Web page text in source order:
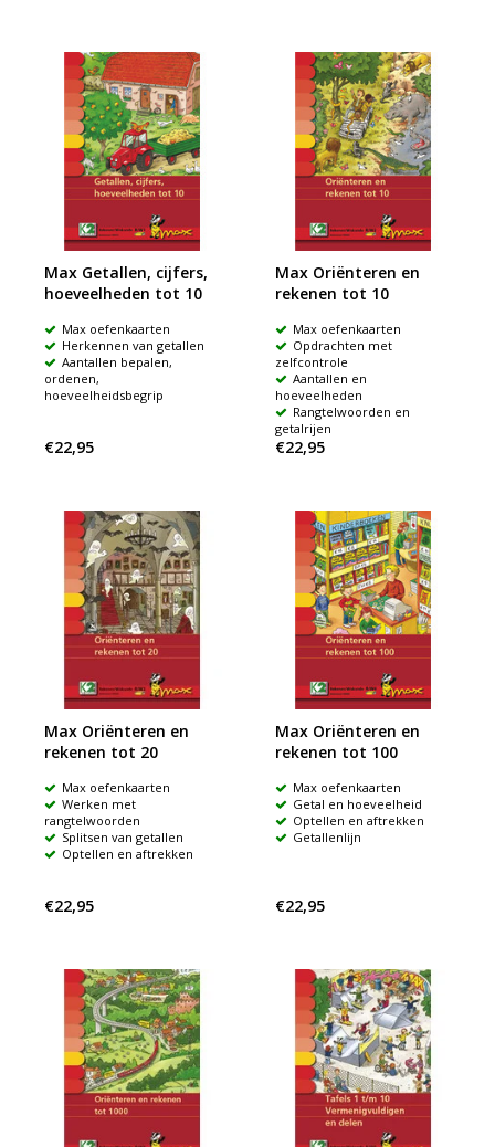
Max Getallen, cijfers,
hoeveelheden tot 10
Max oefenkaarten
Herkennen van getallen
Aantallen bepalen,
ordenen,
hoeveelheidsbegrip
€22,95
Max Oriënteren en
rekenen tot 10
Max oefenkaarten
Opdrachten met
zelfcontrole
Aantallen en
hoeveelheden
Rangtelwoorden en
getalrijen
€22,95
Max Oriënteren en
rekenen tot 20
Max oefenkaarten
Werken met
rangtelwoorden
Splitsen van getallen
Optellen en aftrekken
€22,95
Max Oriënteren en
rekenen tot 100
Max oefenkaarten
Getal en hoeveelheid
Optellen en aftrekken
Getallenlijn
€22,95